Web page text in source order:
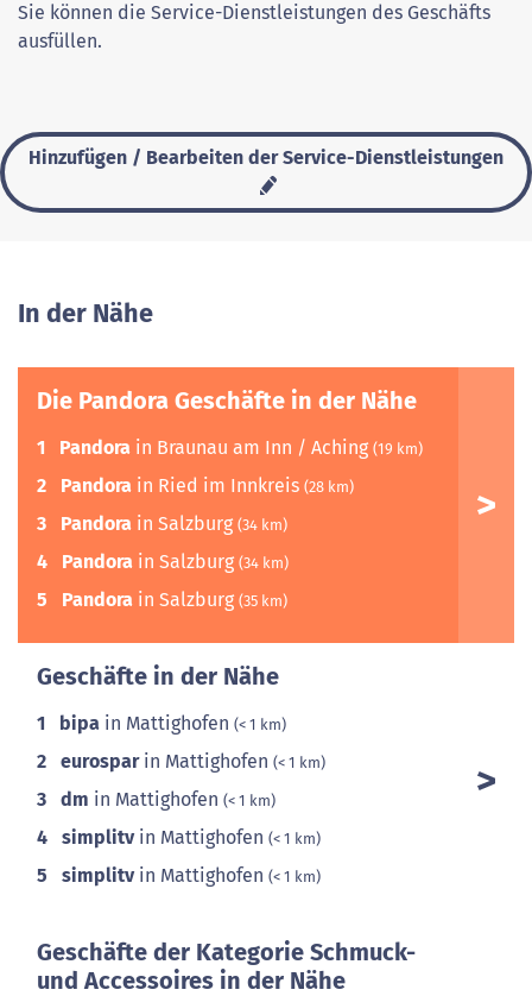
Sie können die Service-Dienstleistungen des Geschäfts
ausfüllen.
Hinzufügen / Bearbeiten der Service-Dienstleistungen
In der Nähe
Die Pandora Geschäfte in der Nähe
1 Pandora in Braunau am Inn / Aching (19 km)
2 Pandora in Ried im Innkreis (28 km)
3 Pandora in Salzburg (34 km)
4 Pandora in Salzburg (34 km)
5 Pandora in Salzburg (35 km)
Geschäfte in der Nähe
1 bipa in Mattighofen (< 1 km)
2 eurosparin Mattighofen (< 1 km)
3 dm in Mattighofen (< 1 km)
4 simplitvin Mattighofen (< 1 km)
5 simplitvin Mattighofen (< 1 km)
Geschäfte der Kategorie Schmuck-
und Accessoires in der Nähe